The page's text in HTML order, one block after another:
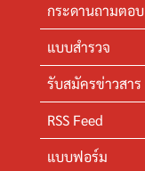
กระดานถามตอบ
แบบสำรวจ
รับสมัครข่าวสาร
RSS Feed
แบบฟอร์ม